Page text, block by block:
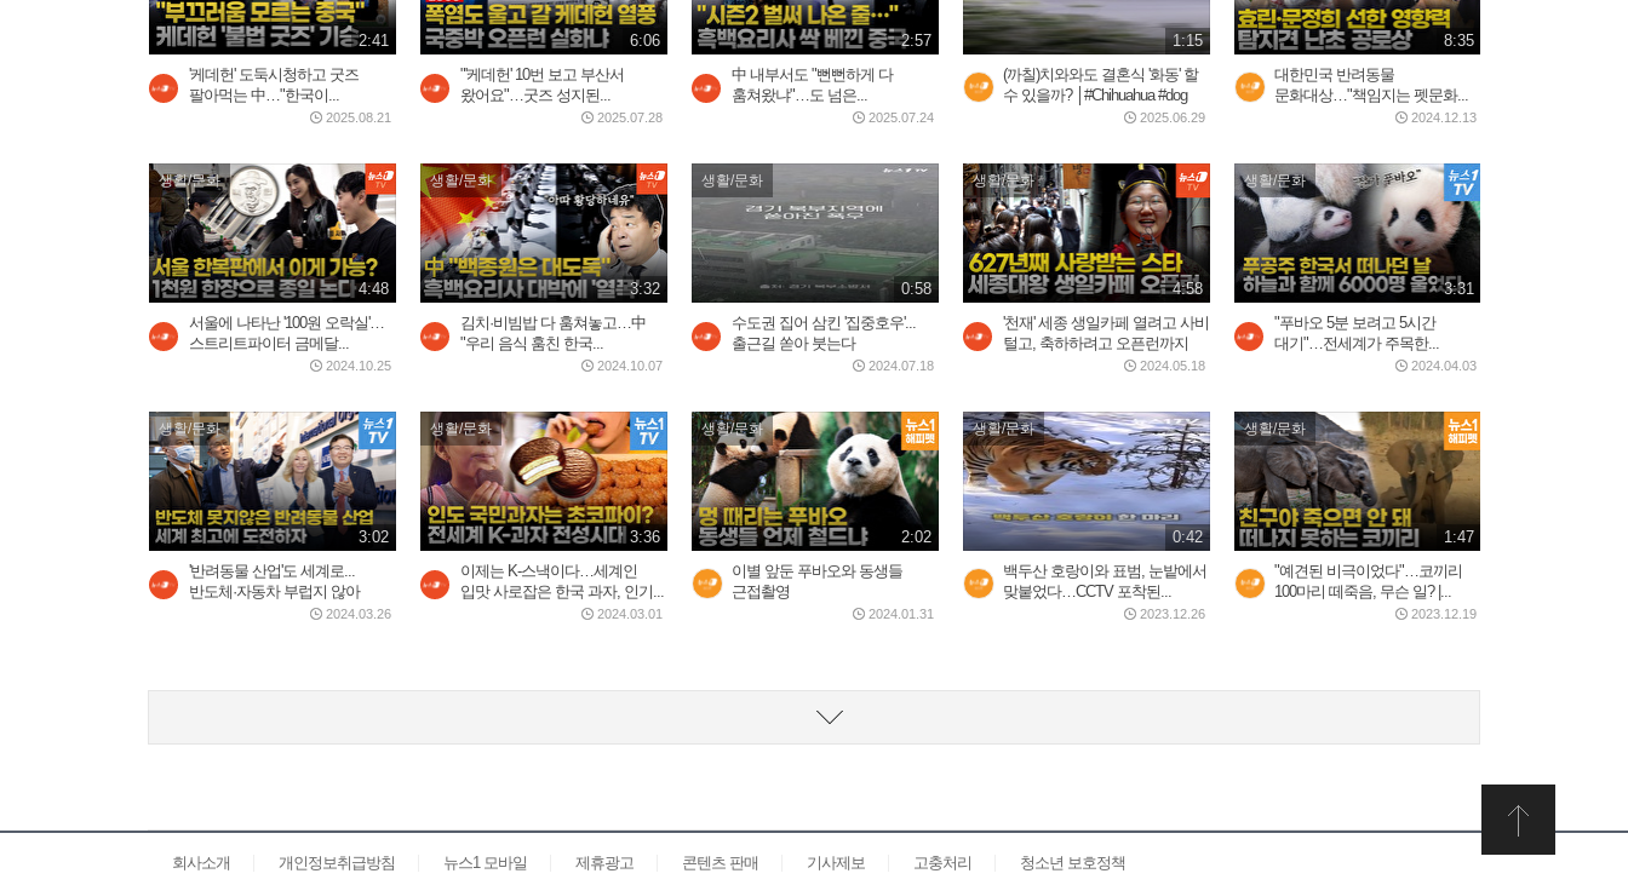
2:41
'케데헌' 도둑시청하고 굿즈
팔아먹는 中…"한국이...
2025.08.21
6:06
"'케데헌' 10번 보고 부산서
왔어요"…굿즈 성지된...
2025.07.28
2:57
中 내부서도 "뻔뻔하게 다
훔쳐왔냐"…도 넘은...
2025.07.24
1:15
(까칠)치와와도 결혼식 '화동' 할
수 있을까? │#Chihuahua #dog
2025.06.29
8:35
대한민국 반려동물
문화대상…"책임지는 펫문화...
2024.12.13
생활/문화
4:48
서울에 나타난 '100원 오락실'…
스트리트파이터 금메달...
2024.10.25
생활/문화
3:32
김치·비빔밥 다 훔쳐놓고…中
"우리 음식 훔친 한국...
2024.10.07
생활/문화
0:58
수도권 집어 삼킨 '집중호우'...
출근길 쏟아 붓는다
2024.07.18
생활/문화
4:58
'천재' 세종 생일카페 열려고 사비
털고, 축하하려고 오픈런까지
2024.05.18
생활/문화
3:31
"푸바오 5분 보려고 5시간
대기"…전세계가 주목한...
2024.04.03
생활/문화
3:02
'반려동물 산업'도 세계로...
반도체·자동차 부럽지 않아
2024.03.26
생활/문화
3:36
이제는 K-스낵이다…세계인
입맛 사로잡은 한국 과자, 인기...
2024.03.01
생활/문화
2:02
이별 앞둔 푸바오와 동생들
근접촬영
2024.01.31
생활/문화
0:42
백두산 호랑이와 표범, 눈밭에서
맞붙었다…CCTV 포착된...
2023.12.26
생활/문화
1:47
"예견된 비극이었다"…코끼리
100마리 떼죽음, 무슨 일? |...
2023.12.19
회사소개 개인정보취급방침 뉴스1 모바일 제휴광고 콘텐츠 판매 기사제보 고충처리 청소년 보호정책